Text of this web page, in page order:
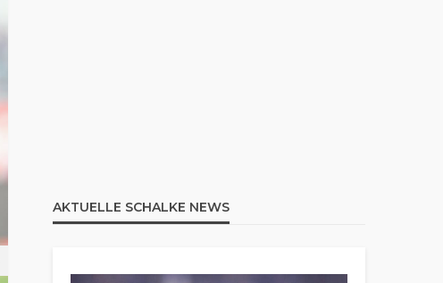
AKTUELLE SCHALKE NEWS